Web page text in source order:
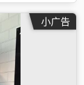
小广告